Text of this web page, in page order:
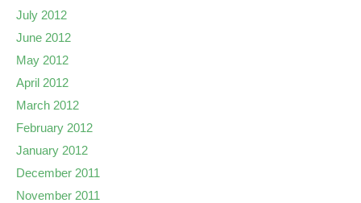
July 2012
June 2012
May 2012
April 2012
March 2012
February 2012
January 2012
December 2011
November 2011